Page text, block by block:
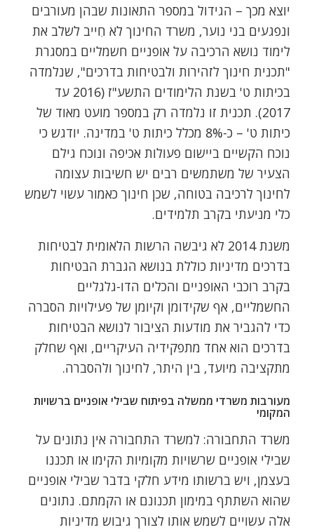
יוצא מכך – הגידול במספר התאונות שבהן מעורבים
ונפגעים בני נוער, משרד החינוך לא חִייב לשלב את
לימוד נושא הרכיבה על אופניים חשמליים במסגרת
"תכנית חינוך לזהירות ולבטיחות בדרכים", שנלמדה
בכיתות ט' בשנת הלימודים התשע"ז (2016 עד
2017). תכנית זו נלמדה רק במספר מועט מאוד של
כיתות ט' – כ-8% מכלל כיתות ט' במדינה. יודגש כי
נוכח הקשיים ביישום פעולות אכיפה ונוכח גילם
הצעיר של משתמשים רבים יש חשיבות עצומה
לחינוך לרכיבה בטוחה, שכן חינוך כאמור עשוי לשמש
כלי מניעתי בקרב תלמידים.
משנת 2014 לא גיבשה הרשות הלאומית לבטיחות
בדרכים מדיניות כוללת בנושא הגברת הבטיחות
בקרב רוכבי האופניים והכלים הדו-גלגליים
החשמליים, אף שקידומן וקיומן של פעילויות הסברה
כדי להגביר את מודעות הציבור לנושא הבטיחות
בדרכים הוא אחד מתפקידיה העיקריים, ואף שחלק
מתקציבה מיועד, בין היתר, לחינוך ולהסברה.
מעורבות משרדי ממשלה בפיתוח שבילי אופניים ברשויות
המקומי
משרד התחבורה: למשרד התחבורה אין נתונים על
שבילי אופניים שרשויות מקומיות הקימו או תכננו
בעצמן, ויש ברשותו מידע חלקי בדבר שבילי אופניים
שהוא השתתף במימון תכנונם או הקמתם. נתונים
אלה עשויים לשמש אותו לצורך גיבוש מדיניות